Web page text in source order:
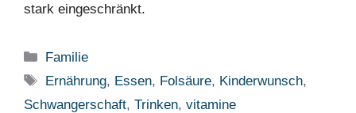
stark eingeschränkt.
Kategorien
Familie
Schlagwörter
Ernährung, Essen, Folsäure, Kinderwunsch,
Schwangerschaft, Trinken, vitamine